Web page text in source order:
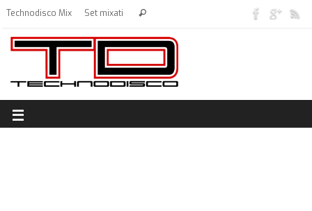
Technodisco Mix Set mixati